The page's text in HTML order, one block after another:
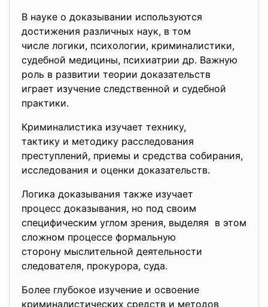
В науке о доказывании используются
достижения различных наук, в том
числе логики, психологии, криминалистики,
судебной медицины, психиатрии др. Важную
роль в развитии теории доказательств
играет изучение следственной и судебной
практики.
Криминалистика изучает технику,
тактику и методику расследования
преступлений, приемы и средства собирания,
исследования и оценки доказательств.
Логика доказывания также изучает
процесс доказывания, но под своим
специфическим углом зрения, выделяя в этом
сложном процессе формальную
сторону мыслительной деятельности
следователя, прокурора, суда.
Более глубокое изучение и освоение
криминалистических средств и методов